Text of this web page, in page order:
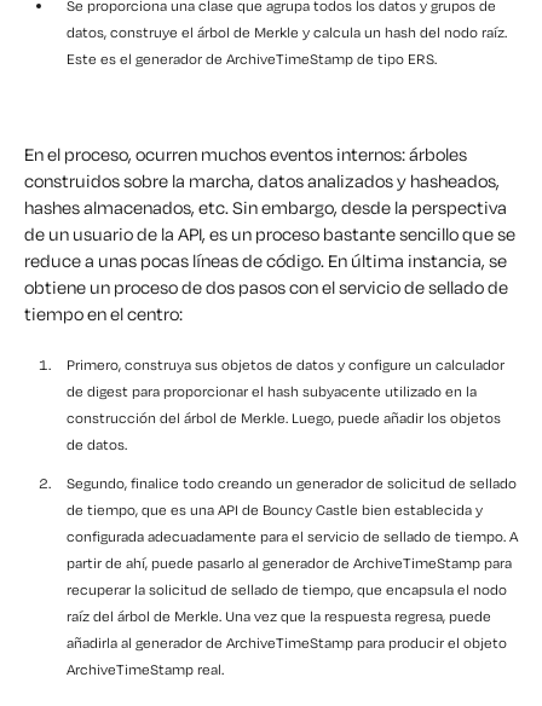
Se proporciona una clase que agrupa todos los datos y grupos de
datos, construye el árbol de Merkle y calcula un hash del nodo raíz.
Este es el generador de ArchiveTimeStamp de tipo ERS.
En el proceso, ocurren muchos eventos internos: árboles
construidos sobre la marcha, datos analizados y hasheados,
hashes almacenados, etc. Sin embargo, desde la perspectiva
de un usuario de la API, es un proceso bastante sencillo que se
reduce a unas pocas líneas de código. En última instancia, se
obtiene un proceso de dos pasos con el servicio de sellado de
tiempo en el centro:
Primero, construya sus objetos de datos y configure un calculador
de digest para proporcionar el hash subyacente utilizado en la
construcción del árbol de Merkle. Luego, puede añadir los objetos
de datos.
Segundo, finalice todo creando un generador de solicitud de sellado
de tiempo, que es una API de Bouncy Castle bien establecida y
configurada adecuadamente para el servicio de sellado de tiempo. A
partir de ahí, puede pasarlo al generador de ArchiveTimeStamp para
recuperar la solicitud de sellado de tiempo, que encapsula el nodo
raíz del árbol de Merkle. Una vez que la respuesta regresa, puede
añadirla al generador de ArchiveTimeStamp para producir el objeto
ArchiveTimeStamp real.